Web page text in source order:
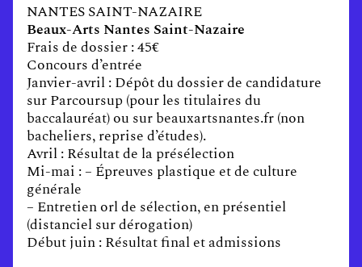
NANTES SAINT-NAZAIRE
Beaux-Arts Nantes Saint-Nazaire
Frais de dossier : 45€
Concours d’entrée
Janvier-avril : Dépôt du dossier de candidature
sur Parcoursup (pour les titulaires du
baccalauréat) ou sur beauxartsnantes.fr (non
bacheliers, reprise d’études).
Avril : Résultat de la présélection
Mi-mai : – Épreuves plastique et de culture
générale
– Entretien orl de sélection, en présentiel
(distanciel sur dérogation)
Début juin : Résultat final et admissions